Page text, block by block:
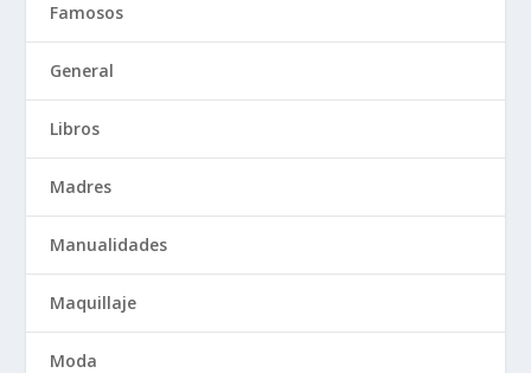
Famosos
General
Libros
Madres
Manualidades
Maquillaje
Moda